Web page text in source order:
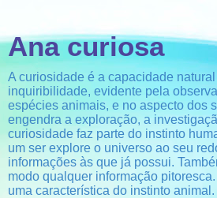
Ana curiosa
A curiosidade é a capacidade
inquiribilidade, evidente pela
espécies animais, e no aspecto dos
engendra a exploração, a
curiosidade faz parte do instinto
um ser explore o universo ao seu
informações às que já possui.
modo qualquer informação
uma característica do instinto